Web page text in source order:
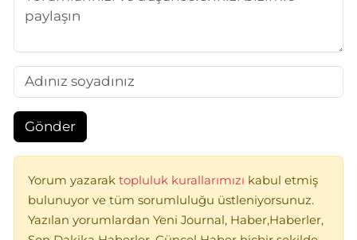
Gönder
Yorum yazarak topluluk kurallarımızı kabul etmiş
bulunuyor ve tüm sorumluluğu üstleniyorsunuz.
Yazılan yorumlardan Yeni Journal, Haber,Haberler,